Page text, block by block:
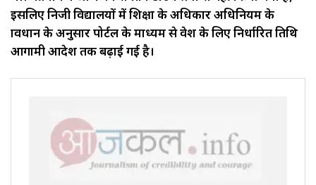
इसलिए निजी विद्यालयों में शिक्षा के अधिकार अधिनियम के
प्रावधान के अनुसार पोर्टल के माध्यम से प्रवेश के लिए निर्धारित तिथि
आगामी आदेश तक बढ़ाई गई है।